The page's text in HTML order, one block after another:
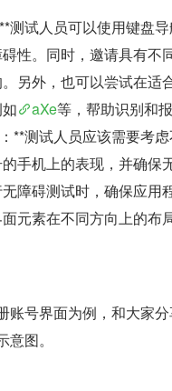
测试人员可以使用键盘
性。同时，邀请具有不
另外，也可以尝试在适
aXe等，帮助识别和
**测试人员应该需要考
手机上的表现，并确保
障碍测试时，确保应用
元素在不同方向上的布
账号界面为例，和大家
图。